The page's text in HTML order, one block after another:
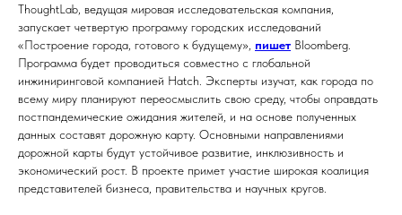
ThoughtLab, ведущая мировая исследовательская компания,
запускает четвертую программу городских исследований
«Построение города, готового к будущему», пишет Bloomberg.
Программа будет проводиться совместно с глобальной
инжиниринговой компанией Hatch. Эксперты изучат, как города по
всему миру планируют переосмыслить свою среду, чтобы оправдать
постпандемические ожидания жителей, и на основе полученных
данных составят дорожную карту. Основными направлениями
дорожной карты будут устойчивое развитие, инклюзивность и
экономический рост. В проекте примет участие широкая коалиция
представителей бизнеса, правительства и научных кругов.